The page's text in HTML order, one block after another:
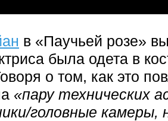
в «Паучьей розе»
была одета в
о том, как это
«пару технических
головные камеры,